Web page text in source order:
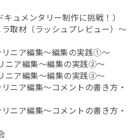
ュメンタリー制作に挑戦！）
取材（ラッシュプレビュー）～
ニア編集～編集の実践①～
ニア編集～編集の実践②～
ニア編集～編集の実践③～
ニア編集～コメントの書き方・
ニア編集～コメントの書き方・